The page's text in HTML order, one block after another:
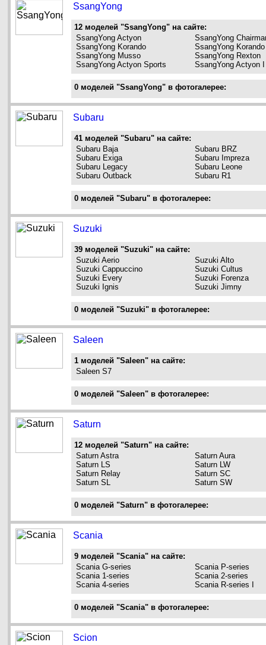
SsangYong
12 моделей "SsangYong" на сайте:
SsangYong Actyon
SsangYong
SsangYong Korando
SsangYong
SsangYong Musso
SsangYong Rexton
SsangYong Actyon Sports
SsangYong Actyon I
0 моделей "SsangYong" в фотогалерее:
Subaru
41 моделей "Subaru" на сайте:
Subaru Baja
Subaru BRZ
Subaru Exiga
Subaru Impreza
Subaru Legacy
Subaru Leone
Subaru Outback
Subaru R1
0 моделей "Subaru" в фотогалерее:
Suzuki
39 моделей "Suzuki" на сайте:
Suzuki Aerio
Suzuki Alto
Suzuki Cappuccino
Suzuki Cultus
Suzuki Every
Suzuki Forenza
Suzuki Ignis
Suzuki Jimny
0 моделей "Suzuki" в фотогалерее:
Saleen
1 моделей "Saleen" на сайте:
Saleen S7
0 моделей "Saleen" в фотогалерее:
Saturn
12 моделей "Saturn" на сайте:
Saturn Astra
Saturn Aura
Saturn LS
Saturn LW
Saturn Relay
Saturn SC
Saturn SL
Saturn SW
0 моделей "Saturn" в фотогалерее:
Scania
9 моделей "Scania" на сайте:
Scania G-series
Scania P-series
Scania 1-series
Scania 2-series
Scania 4-series
Scania R-series I
0 моделей "Scania" в фотогалерее:
Scion